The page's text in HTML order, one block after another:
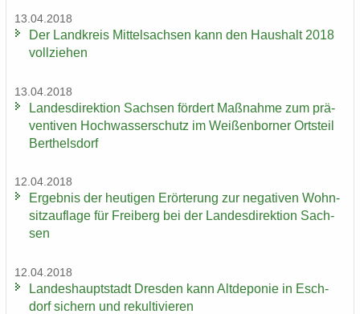
13.04.2018
Der Land­kreis Mit­tel­sach­sen kann den Haus­halt 2018
voll­zie­hen
13.04.2018
Lan­des­di­rek­ti­on Sach­sen för­dert Maß­nah­me zum prä­
ven­ti­ven Hoch­was­ser­schutz im Wei­ßen­bor­ner Orts­teil
Bert­hels­dorf
12.04.2018
Er­geb­nis der heu­ti­gen Er­ör­te­rung zur ne­ga­ti­ven Wohn­
sitz­auf­la­ge für Frei­berg bei der Lan­des­di­rek­ti­on Sach­
sen
12.04.2018
Lan­des­haupt­stadt Dres­den kann Alt­de­po­nie in Esch­
dorf si­chern und re­kul­ti­vie­ren